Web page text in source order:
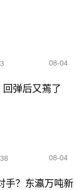
08-04
弹后又蔫了
08-04
手？东瀛万吨新